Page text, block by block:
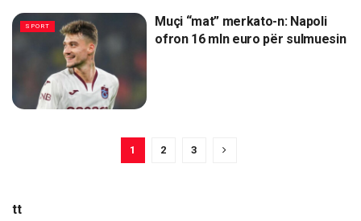
SPORT
Muçi “mat” merkato-n: Napoli
ofron 16 mln euro për sulmuesin
1 2 3
tt